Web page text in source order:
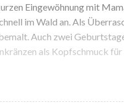
Eingewöhnung mit
im Wald an. Als
Auch zwei
als Kopfschmuck für